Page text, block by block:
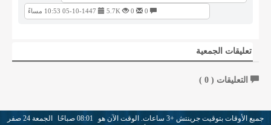
5.7K
تعليقات الجمعية
التعليقات ( 0
)
جميع الأوقات بتوقيت جرينتش +3 ساعات. الوقت الآن هو 08:01 صباحًا
الجمعة 24 صفر